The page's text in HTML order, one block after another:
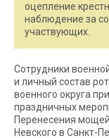
оцепление
наблюдение за
участвующих.
Сотрудники
и личный состав
военного округа
праздничных
Перенесения
Невского в Санкт-